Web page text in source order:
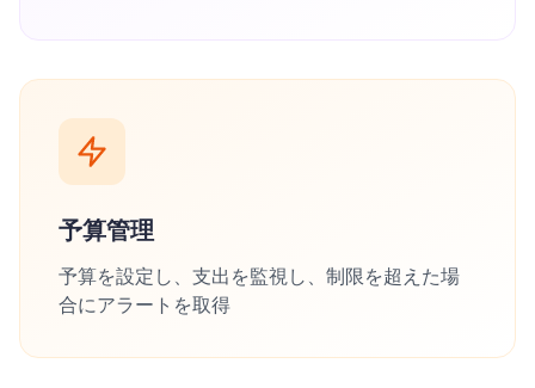
予算管理
予算を設定し、支出を監視し、制限を超えた場
合にアラートを取得